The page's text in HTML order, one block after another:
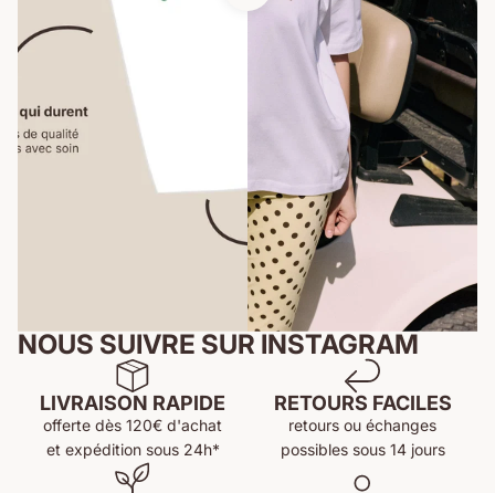
NOUS SUIVRE SUR INSTAGRAM
LIVRAISON RAPIDE
offerte dès 120€ d'achat
et expédition sous 24h*
RETOURS FACILES
retours ou échanges
possibles sous 14 jours